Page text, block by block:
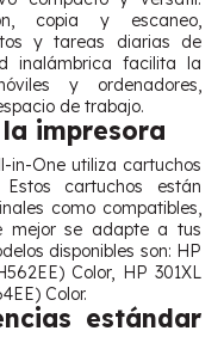
copia y escaneo,
y tareas diarias de
inalámbrica facilita la
y ordenadores,
de trabajo.
impresora
in-One utiliza cartuchos
cartuchos están
como compatibles,
mejor se adapte a tus
disponibles son: HP
Color, HP 301XL
Color.
estándar